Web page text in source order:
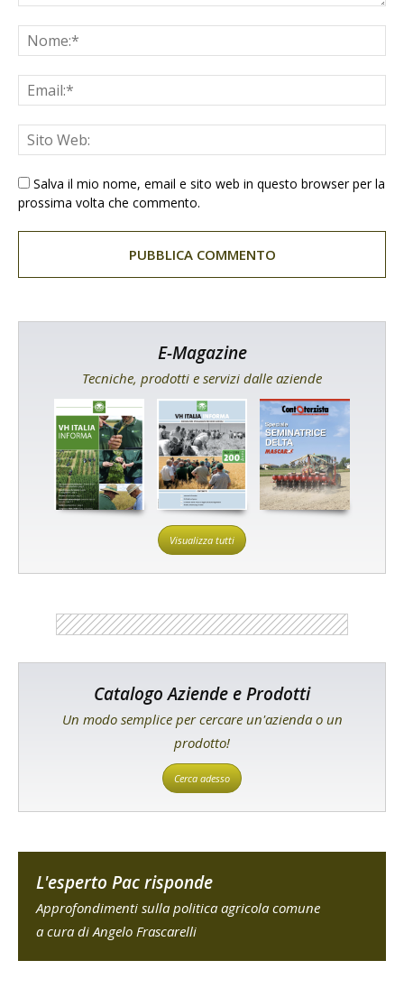
Salva il mio nome, email e sito web in questo browser per la
prossima volta che commento.
E-Magazine
Tecniche, prodotti e servizi dalle aziende
Visualizza tutti
Catalogo Aziende e Prodotti
Un modo semplice per cercare un'azienda o un
prodotto!
Cerca adesso
L'esperto Pac risponde
Approfondimenti sulla politica agricola comune
a cura di Angelo Frascarelli